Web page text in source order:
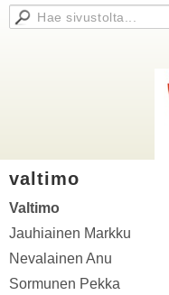
valtimo
Valtimo
Jauhiainen Markku
Nevalainen Anu
Sormunen Pekka